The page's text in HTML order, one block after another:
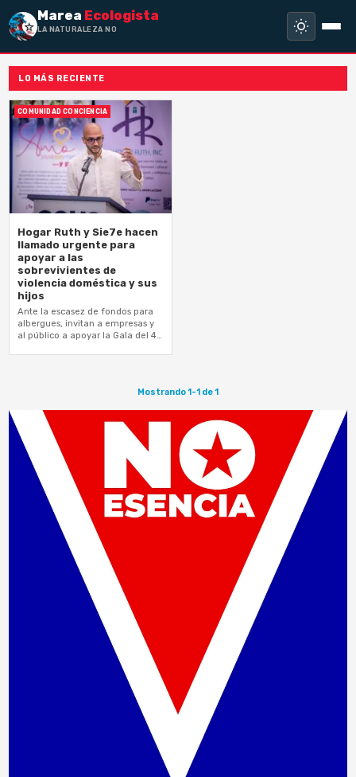
Marea Ecologista
LA NATURALEZA NO HA
LO MÁS RECIENTE
COMUNIDAD CONCIENCIA
Hogar Ruth y Sie7e hacen
llamado urgente para
apoyar a las
sobrevivientes de
violencia doméstica y sus
hijos
Ante la escasez de fondos para
albergues, invitan a empresas y
al público a apoyar la Gala del 40
Mostrando 1-1 de 1